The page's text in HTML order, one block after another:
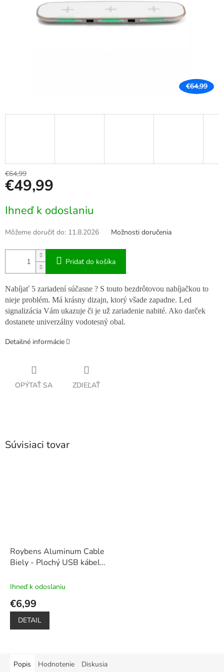
€64,99
€64,99
€49,99
cena:
Ihneď k odoslaniu
Môžeme doručiť do: 11.8.2026 Možnosti doručenia
Pridať do košíka
Nabíjať 5 zariadení súčasne ? S touto bezdrôtovou nabíjačkou to
nieje problém. Má krásny dizajn, ktorý všade zapadne. Led
signalizácia Vám ukazuje či je už zariadenie nabité. Ako darček
dostanete univerzálny vodotesný obal.
Detailné informácie
OPÝTAŤ SA ZDIEĽAŤ
Súvisiaci tovar
Roybens Aluminum Cable
Biely - Plochý USB kábel
(Lighting, Type-c)
Ihneď k odoslaniu
€6,99
DETAIL
Popis Hodnotenie Diskusia